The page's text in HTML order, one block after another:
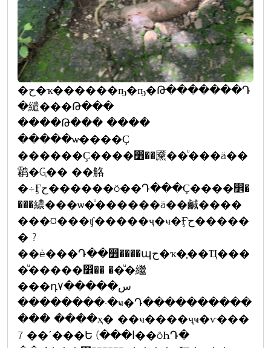
�ح�ҡ������ҧ�ҧ�Թ�������Դ
�繾���Թ���
����Թ��� ����
�����ѡ����Ҫ
������Ҫ����෾��黡��ͧ���ä��
鹴�Ǵ֧�� ��觡
�÷Ӻح������ö��Դ���Ҫ����෾�
���繷���ѡ�ͧ������ä��鹹����
���¤���ʧ�����ҷ�ҹ�Ӻح�����
� ?
��è���Դ��෾����պح�ҡ�֧��Ҵ���
�ͧ�����෾�� ��ͧ�繼
���դس�����٧
��������·�ҹ�Դ����������
��� ����ҳ� ��ҹ����ҷҹ�ѵ���
7 ��ʹ���Ե (���ا��ôҺԴ�